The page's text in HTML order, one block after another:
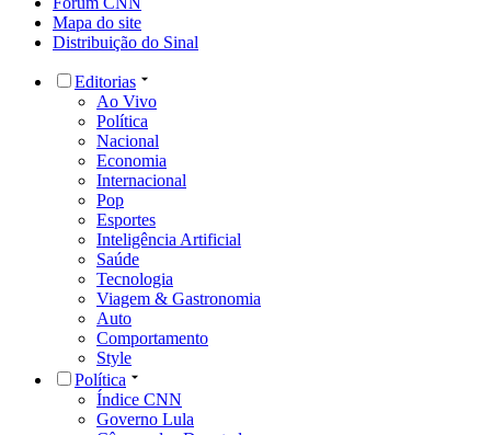
Mapa do site
Distribuição do Sinal
Editorias
Ao Vivo
Política
Nacional
Economia
Internacional
Pop
Esportes
Inteligência Artificial
Saúde
Tecnologia
Viagem & Gastronomia
Auto
Comportamento
Style
Política
Índice CNN
Governo Lula